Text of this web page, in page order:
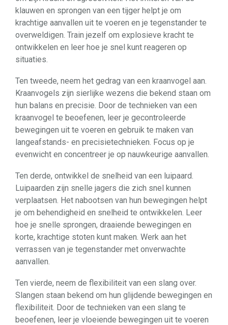
klauwen en sprongen van een tijger helpt je om
krachtige aanvallen uit te voeren en je tegenstander te
overweldigen. Train jezelf om explosieve kracht te
ontwikkelen en leer hoe je snel kunt reageren op
situaties.
Ten tweede, neem het gedrag van een kraanvogel aan.
Kraanvogels zijn sierlijke wezens die bekend staan om
hun balans en precisie. Door de technieken van een
kraanvogel te beoefenen, leer je gecontroleerde
bewegingen uit te voeren en gebruik te maken van
langeafstands- en precisietechnieken. Focus op je
evenwicht en concentreer je op nauwkeurige aanvallen.
Ten derde, ontwikkel de snelheid van een luipaard.
Luipaarden zijn snelle jagers die zich snel kunnen
verplaatsen. Het nabootsen van hun bewegingen helpt
je om behendigheid en snelheid te ontwikkelen. Leer
hoe je snelle sprongen, draaiende bewegingen en
korte, krachtige stoten kunt maken. Werk aan het
verrassen van je tegenstander met onverwachte
aanvallen.
Ten vierde, neem de flexibiliteit van een slang over.
Slangen staan bekend om hun glijdende bewegingen en
flexibiliteit. Door de technieken van een slang te
beoefenen, leer je vloeiende bewegingen uit te voeren